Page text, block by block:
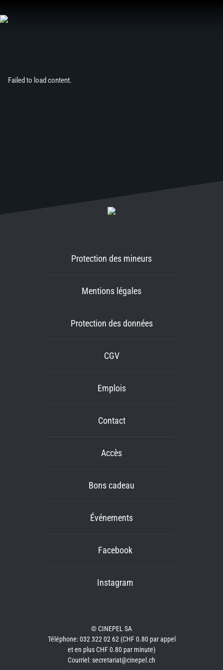
au
Failed to load content.
Protection des mineurs
Mentions légales
Protection des données
CGV
Emplois
Contact
Accès
Bons cadeau
Événements
Facebook
Instagram
© CINEPEL SA
Téléphone: 032 322 02 62 (CHF 0.80 par appel
et en plus CHF 0.80 par minute)
Courriel: secretariat@cinepel.ch